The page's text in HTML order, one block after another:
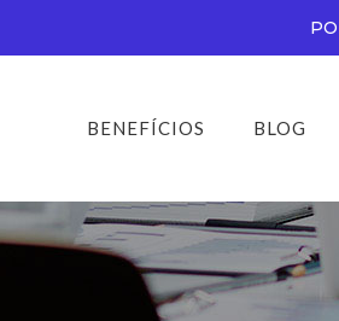
BENEFÍCIOS BLOG